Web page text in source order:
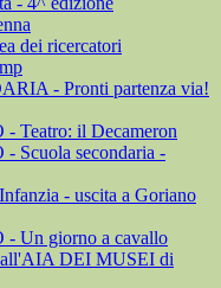
dei ricercatori
- Pronti partenza via!
Teatro: il Decameron
Scuola secondaria -
- uscita a Goriano
Un giorno a cavallo
DEI MUSEI di